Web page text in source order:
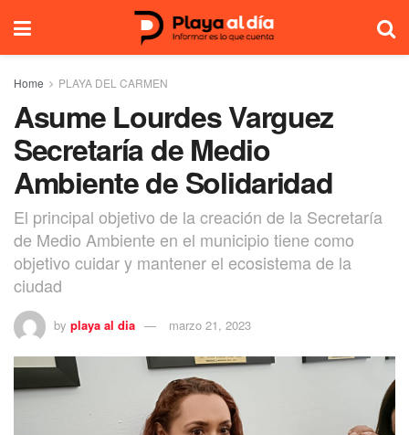
Home PLAYA DEL CARMEN
Asume Lourdes Varguez
Secretaría de Medio
Ambiente de Solidaridad
El principal objetivo de la creación de la Secretaría
de Medio Ambiente en el municipio tiene como
objetivo cuidar y mantener el ecosistema de la
ciudad
by playa al dia marzo 21, 2023